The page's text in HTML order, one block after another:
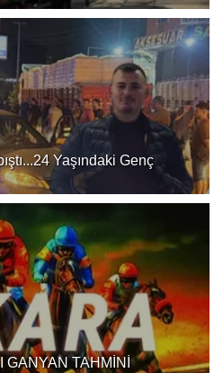
Yaşındaki Genç
TAHMİNİ